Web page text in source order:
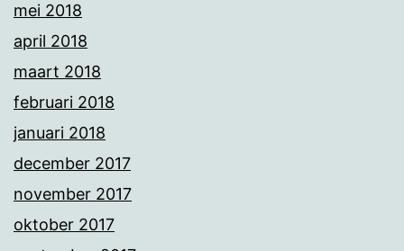
mei 2018
april 2018
maart 2018
februari 2018
januari 2018
december 2017
november 2017
oktober 2017